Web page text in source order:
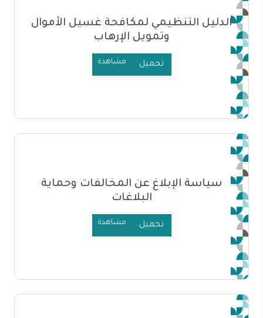
الدليل التنظيمي لمكافحة غسيل الأموال
وتمويل الإرهاب
تحميل مشاهدة
سياسة الإبلاغ عن المخالفات وحماية
البلاغات
تحميل مشاهدة